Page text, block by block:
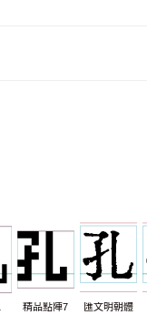
精品點陣7 匯文明朝體